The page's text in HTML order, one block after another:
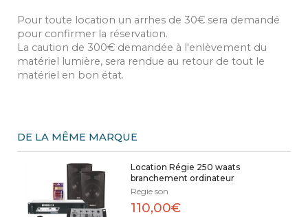
Pour toute location un arrhes de 30€ sera demandé
pour confirmer la réservation.
La caution de 300€ demandée à l'enlèvement du
matériel lumière, sera rendue au retour de tout le
matériel en bon état.
DE LA MÊME MARQUE
Location Régie 250 waats
branchement ordinateur
Régie son
110,00€